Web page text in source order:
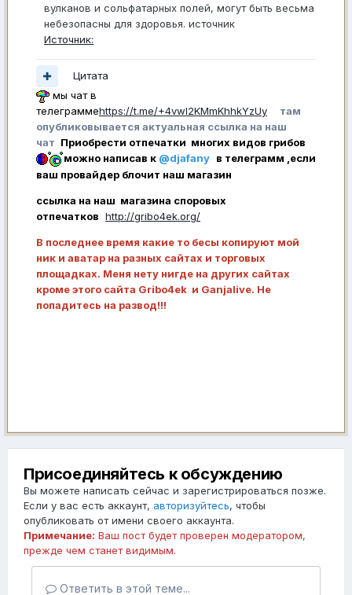
вулканов и сольфатарных полей, могут быть весьма
небезопасны для здоровья. источник
Источник:
Цитата
мы чат в
телеграммеhttps://t.me/+4vwl2KMmKhhkYzUy
там
опубликовывается актуальная ссылка на наш
чат Приобрести отпечатки многих видов грибов
можно написав к @djafany в телеграмм ,если
ваш провайдер блочит наш магазин
ссылка на наш магазина споровых
отпечатков http://gribo4ek.org/
В последнее время какие то бесы копируют мой
ник и аватар на разных сайтах и торговых
площадках. Меня нету нигде на других сайтах
кроме этого сайта Gribo4ek и Ganjalive. Не
попадитесь на развод!!!
Присоединяйтесь к обсуждению
Вы можете написать сейчас и зарегистрироваться позже.
Если у вас есть аккаунт, авторизуйтесь, чтобы
опубликовать от имени своего аккаунта.
Примечание: Ваш пост будет проверен модератором,
прежде чем станет видимым.
Ответить в этой теме...